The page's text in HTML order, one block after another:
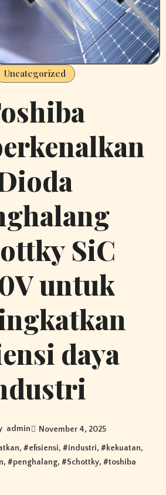
Uncategorized
SiC
untuk
daya
admin
November 4, 2025
, #efisiensi, #industri, #kekuatan,
, #penghalang, #Schottky, #toshiba